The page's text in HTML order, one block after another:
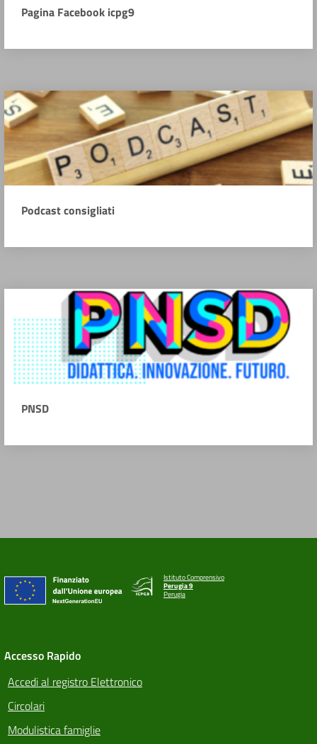
Pagina Facebook icpg9
Podcast consigliati
PNSD
Istituto Comprensivo
Perugia 9
Perugia
Accesso Rapido
Accedi al registro Elettronico
Circolari
Modulistica famiglie